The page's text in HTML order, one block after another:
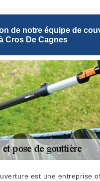
de notre équipe de
Cros De Cagnes
est une entreprise